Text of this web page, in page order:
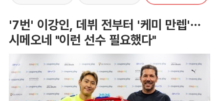
'7번' 이강인, 데뷔 전부터 '케미 만렙'…
시메오네 "이런 선수 필요했다"